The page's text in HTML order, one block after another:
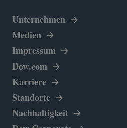
Unternehmen
Medien
Impressum
Dow.com wird in einer neuen
Karriere
Standorte
Nachhaltigkeit